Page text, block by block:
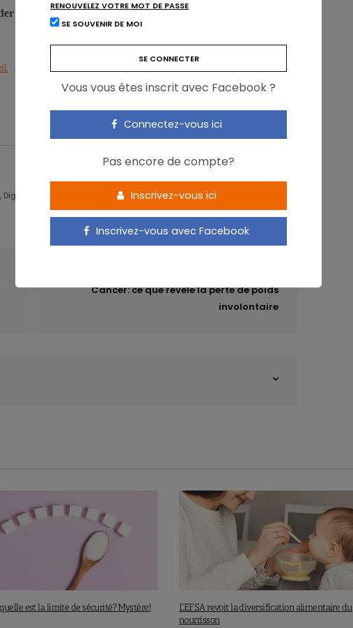
aux données collectées, cliquez ici:
FR–EN
Expert & Nutrition Strategist
Cancer: ce que révèle la perte de poids
involontaire
est la limite de sécurité? Mystère!
L’EFSA revoit la diversification alimentaire du
nourrisson
RENOUVELEZ VOTRE MOT DE PASSE
SE SOUVENIR DE MOI
Vous vous êtes inscrit avec Facebook ?
Connectez-vous ici
Pas encore de compte?
Inscrivez-vous ici
Inscrivez-vous avec Facebook